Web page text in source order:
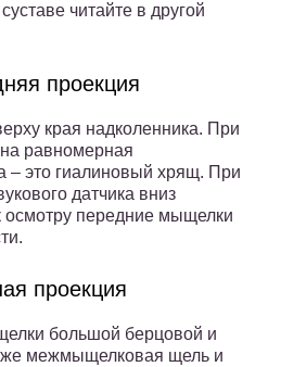
читайте в другой
проекция
края надколенника. При
равномерная
– это гиалиновый хрящ. При
датчика вниз
осмотру передние мыщелки
проекция
большой берцовой и
межмыщелковая щель и